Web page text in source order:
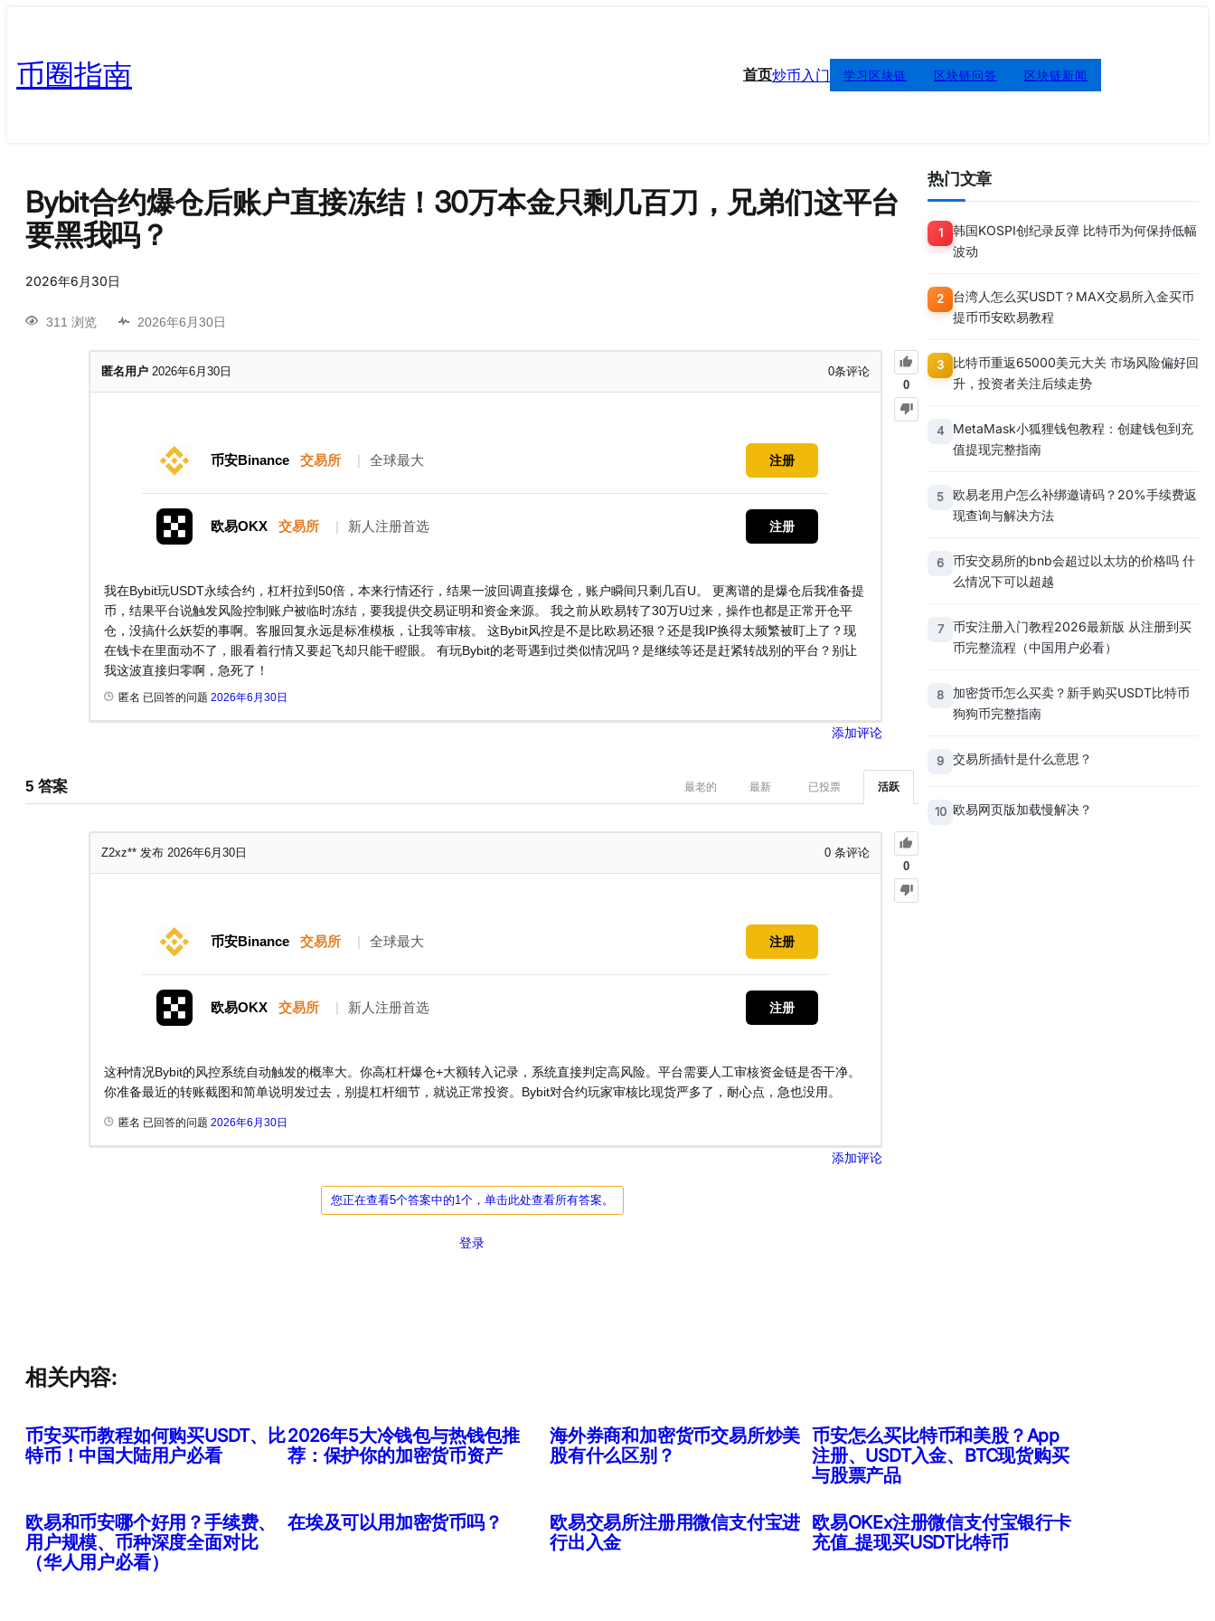
币圈指南 首页炒币入门 学习区块链 区块链问答 区块链新闻
Bybit合约爆仓后账户直接冻结！30万本金只剩几百刀，兄弟们这平台
要黑我吗？
2026年6月30日
311 浏览 2026年6月30日
0
匿名用户 2026年6月30日 0条评论
币安Binance 交易所 | 全球最大 注册
欧易OKX 交易所 | 新人注册首选 注册
我在Bybit玩USDT永续合约，杠杆拉到50倍，本来行情还行，结果一波回调直接爆仓，账户瞬间只剩几百U。 更离谱的是爆仓后我准备提
币，结果平台说触发风险控制账户被临时冻结，要我提供交易证明和资金来源。 我之前从欧易转了30万U过来，操作也都是正常开仓平
仓，没搞什么妖娎的事啊。客服回复永远是标准模板，让我等审核。 这Bybit风控是不是比欧易还狠？还是我IP换得太频繁被盯上了？现
在钱卡在里面动不了，眼看着行情又要起飞却只能干瞪眼。 有玩Bybit的老哥遇到过类似情况吗？是继续等还是赶紧转战别的平台？别让
我这波直接归零啊，急死了！
匿名 已回答的问题 2026年6月30日
添加评论
5答案 活跃
已投票
最新
最老的
0
Z2xz** 发布 2026年6月30日 0 条评论
币安Binance 交易所 | 全球最大 注册
欧易OKX 交易所 | 新人注册首选 注册
这种情况Bybit的风控系统自动触发的概率大。你高杠杆爆仓+大额转入记录，系统直接判定高风险。平台需要人工审核资金链是否干净。
你准备最近的转账截图和简单说明发过去，别提杠杆细节，就说正常投资。Bybit对合约玩家审核比现货严多了，耐心点，急也没用。
匿名 已回答的问题 2026年6月30日
添加评论
您正在查看5个答案中的1个，单击此处查看所有答案。
登录
热门文章
1
韩国KOSPI创纪录反弹 比特币为何保持低幅
波动
2
台湾人怎么买USDT？MAX交易所入金买币
提币币安欧易教程
3
比特币重返65000美元大关 市场风险偏好回
升，投资者关注后续走势
4
MetaMask小狐狸钱包教程：创建钱包到充
值提现完整指南
5
欧易老用户怎么补绑邀请码？20%手续费返
现查询与解决方法
6
币安交易所的bnb会超过以太坊的价格吗 什
么情况下可以超越
7
币安注册入门教程2026最新版 从注册到买
币完整流程（中国用户必看）
8
加密货币怎么买卖？新手购买USDT比特币
狗狗币完整指南
9 交易所插针是什么意思？
10 欧易网页版加载慢解决？
相关内容:
币安买币教程如何购买USDT、比
特币！中国大陆用户必看
2026年5大冷钱包与热钱包推
荐：保护你的加密货币资产
海外券商和加密货币交易所炒美
股有什么区别？
币安怎么买比特币和美股？App
注册、USDT入金、BTC现货购买
与股票产品
欧易和币安哪个好用？手续费、
用户规模、币种深度全面对比
（华人用户必看）
在埃及可以用加密货币吗？
欧易交易所注册用微信支付宝进
行出入金
欧易OKEx注册微信支付宝银行卡
充值_提现买USDT比特币